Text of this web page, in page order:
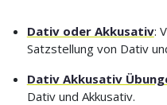
Dativ oder Akkusativ:
Satzstellung von Dativ
Dativ Akkusativ
Dativ und Akkusativ.